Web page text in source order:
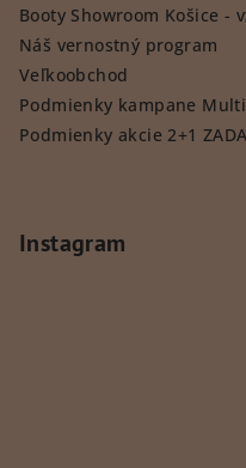
Booty Showroom Košice -
Náš vernostný program
Veľkoobchod
Podmienky kampane
Podmienky akcie 2+1
Instagram